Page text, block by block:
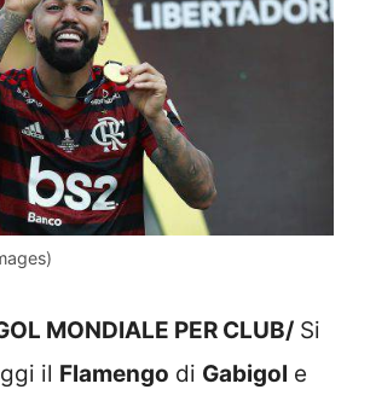
MONDIALE PER CLUB/ Si
il Flamengo di Gabigol e